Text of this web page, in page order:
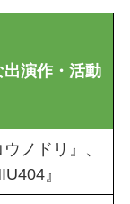
出演作・活動
ウノドリ』、
』